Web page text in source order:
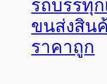
รถบรรทุ
ขนส่งสิน
ราคาถูก